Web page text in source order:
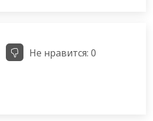
Не нравится: 0